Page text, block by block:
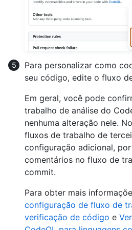
Para personalizar como
seu código, edite o fluxo
Em geral, você pode
trabalho de análise do
nenhuma alteração nele.
fluxos de trabalho de
configuração adicional,
comentários no fluxo de
commit.
Para obter mais
configuração de fluxo de
verificação de código e